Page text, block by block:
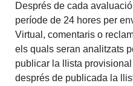
Després de cada
període de 24 hores per
Virtual, comentaris o
els quals seran analitzats
publicar la llista
després de publicada la